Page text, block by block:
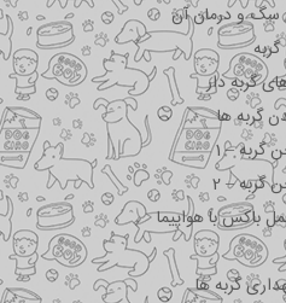
سگ و درمان آن
گربه دار
گربه ها
گربه – 1
گربه – 2
باکس با هواپیما
گربه ها